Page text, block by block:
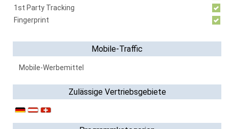
1st Party Tracking
Fingerprint
Mobile-Traffic
Mobile-Werbemittel
Zulässige Vertriebsgebiete